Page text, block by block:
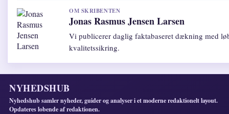
OM SKRIBENTEN
Jonas Rasmus Jensen Larsen
Vi publicerer daglig faktabaseret dækning med
kvalitetssikring.
NYHEDSHUB
Nyhedshub samler nyheder, guider og analyser i et moderne redaktionelt layout.
Opdateres lobende af redaktionen.